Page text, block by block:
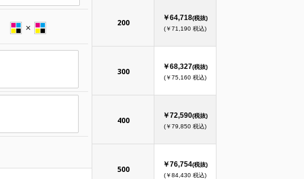
200
￥64,718(税抜)
(￥71,190 税込)
300
￥68,327(税抜)
(￥75,160 税込)
400
￥72,590(税抜)
(￥79,850 税込)
500
￥76,754(税抜)
(￥84,430 税込)